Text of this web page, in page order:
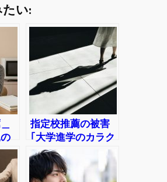
い:
指定校推薦の被害
｢大学進学のカラク
リ｣─誰のための進
路指導か